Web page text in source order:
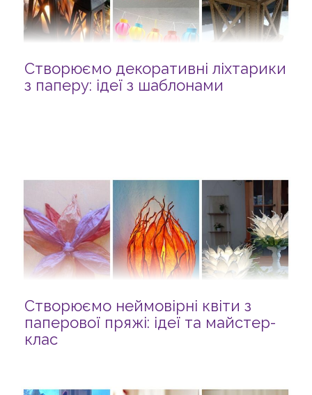
Створюємо декоративні ліхтарики
з паперу: ідеї з шаблонами
Створюємо неймовірні квіти з
паперової пряжі: ідеї та майстер-
клас